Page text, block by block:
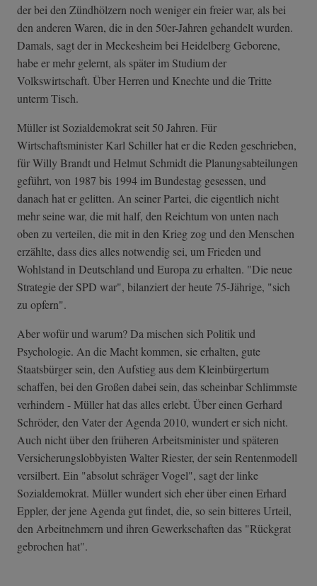
der bei den Zündhölzern noch weniger ein freier war, als bei
den anderen Waren, die in den 50er-Jahren gehandelt wurden.
Damals, sagt der in Meckesheim bei Heidelberg Geborene,
habe er mehr gelernt, als später im Studium der
Volkswirtschaft. Über Herren und Knechte und die Tritte
unterm Tisch.
Müller ist Sozialdemokrat seit 50 Jahren. Für
Wirtschaftsminister Karl Schiller hat er die Reden geschrieben,
für Willy Brandt und Helmut Schmidt die Planungsabteilungen
geführt, von 1987 bis 1994 im Bundestag gesessen, und
danach hat er gelitten. An seiner Partei, die eigentlich nicht
mehr seine war, die mit half, den Reichtum von unten nach
oben zu verteilen, die mit in den Krieg zog und den Menschen
erzählte, dass dies alles notwendig sei, um Frieden und
Wohlstand in Deutschland und Europa zu erhalten. "Die neue
Strategie der SPD war", bilanziert der heute 75-Jährige, "sich
zu opfern".
Aber wofür und warum? Da mischen sich Politik und
Psychologie. An die Macht kommen, sie erhalten, gute
Staatsbürger sein, den Aufstieg aus dem Kleinbürgertum
schaffen, bei den Großen dabei sein, das scheinbar Schlimmste
verhindern - Müller hat das alles erlebt. Über einen Gerhard
Schröder, den Vater der Agenda 2010, wundert er sich nicht.
Auch nicht über den früheren Arbeitsminister und späteren
Versicherungslobbyisten Walter Riester, der sein Rentenmodell
versilbert. Ein "absolut schräger Vogel", sagt der linke
Sozialdemokrat. Müller wundert sich eher über einen Erhard
Eppler, der jene Agenda gut findet, die, so sein bitteres Urteil,
den Arbeitnehmern und ihren Gewerkschaften das "Rückgrat
gebrochen hat".